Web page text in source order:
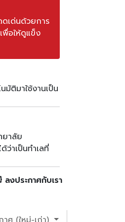
เด่นด้วยการ
พื่อให้ดูแข็ง
มัติมาใช้งานเป็น
ยาลัย
ว่าเป็นทำเลที่
ลงประกาศกับเรา